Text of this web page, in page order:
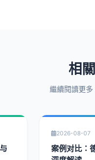
相
繼續閱讀更
2026-08-07
案例对比：